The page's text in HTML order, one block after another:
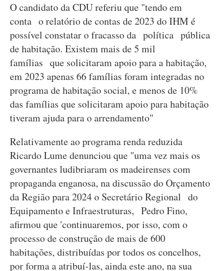
O candidato da CDU referiu que "tendo em
conta o relatório de contas de 2023 do IHM é
possível constatar o fracasso da política pública
de habitação. Existem mais de 5 mil
famílias que solicitaram apoio para a habitação,
em 2023 apenas 66 famílias foram integradas no
programa de habitação social, e menos de 10%
das famílias que solicitaram apoio para habitação
tiveram ajuda para o arrendamento"
Relativamente ao programa renda reduzida
Ricardo Lume denunciou que "uma vez mais os
governantes ludibriaram os madeirenses com
propaganda enganosa, na discussão do Orçamento
da Região para 2024 o Secretário Regional do
Equipamento e Infraestruturas, Pedro Fino,
afirmou que 'continuaremos, por isso, com o
processo de construção de mais de 600
habitações, distribuídas por todos os concelhos,
por forma a atribuí-las, ainda este ano, na sua